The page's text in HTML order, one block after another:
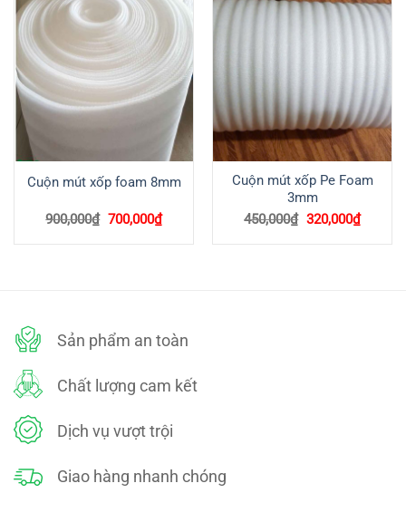
Cuộn mút xốp foam 8mm
900,000₫ Giá
là:
700,000₫Giá
hiện
tại
Cuộn mút xốp Pe Foam
3mm
450,000₫ Giá
là:
320,000₫Giá
hiện
tại
Sản phẩm an toàn
Chất lượng cam kết
Dịch vụ vượt trội
Giao hàng nhanh chóng